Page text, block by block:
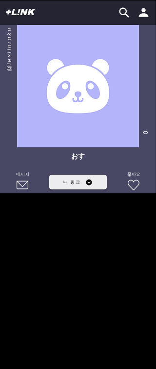
+L!NK
@testtoroku
0
おす
메시지
내 링크
좋아요